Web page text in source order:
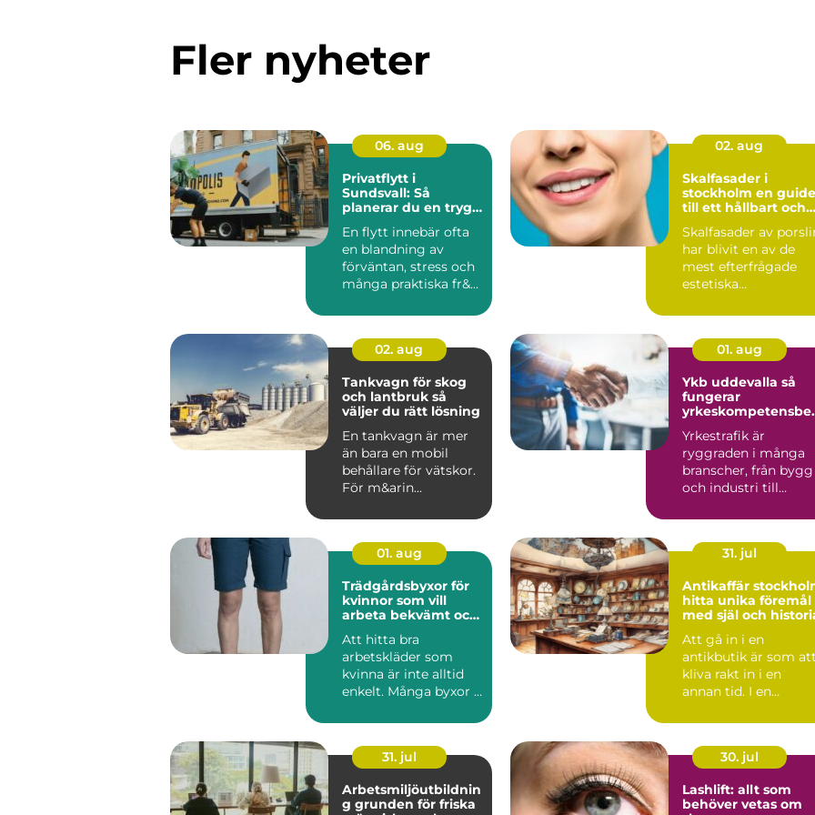
Fler nyheter
06. aug
Privatflytt i
Sundsvall: Så
planerar du en trygg
En flytt innebär ofta
en blandning av
förväntan, stress och
många praktiska fr&...
02. aug
Skalfasader i
stockholm en guide
till ett hållbart och
Skalfasader av
har blivit en av de
mest efterfrågade
estetiska
modern ta...
02. aug
Tankvagn för skog
och lantbruk så
väljer du rätt lösning
En tankvagn är mer
än bara en mobil
behållare för vätskor.
För m&arin...
01. aug
Ykb uddevalla så
fungerar
Yrkestrafik är
ryggraden i många
branscher, från bygg
och industri till
sektor....
01. aug
Trädgårdsbyxor för
kvinnor som vill
arbeta bekvämt och
Att hitta bra
arbetskläder som
kvinna är inte alltid
enkelt. Många byxor i
hand ...
31. jul
Antikaffär
hitta unika föremål
med själ och
Att gå in i en
antikbutik är som
kliva rakt in i en
annan tid. I en
möter b...
31. jul
Arbetsmiljöutbildnin
g grunden för friska
30. jul
Lashlift: allt som
behöver vetas om